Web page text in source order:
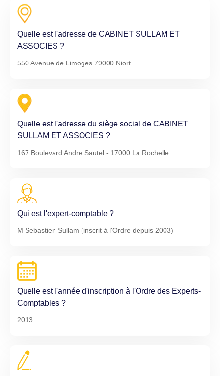
Quelle est l'adresse de CABINET SULLAM ET
ASSOCIES ?
550 Avenue de Limoges 79000 Niort
Quelle est l'adresse du siège social de CABINET
SULLAM ET ASSOCIES ?
167 Boulevard Andre Sautel - 17000 La Rochelle
Qui est l'expert-comptable ?
M Sebastien Sullam (inscrit à l'Ordre depuis 2003)
Quelle est l'année d'inscription à l'Ordre des Experts-
Comptables ?
2013